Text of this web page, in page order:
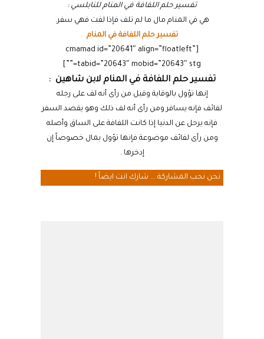
تفسير حلم اللفافة في المنام للنابلسي :
هي في المنام مال ما لم تلف فإذا لفت فهي سفر.
تفسير حلم اللفافة في المنام
[cmamad id=”20641″ align=”floatleft”
tabid=”20643″ mobid=”20643″ stg=””]
تفسير حلم اللفافة في المنام لابن شاهين :
إنها تؤول بالوقاية وقيل من رأى أنه لف على رجله
لفائف فإنه يسافر ومن رأى أنه لف ذلك وهو يقصد السفر
فإنه يرحل عن الدنيا إذا كانت اللفافة على الساق وأصله
ومن رأى لفائف موضوعة فإنها تؤول بمال خصوصاً إن
إدخرها .
نحن نحب المشاركة ... شارك انت ايضاً !